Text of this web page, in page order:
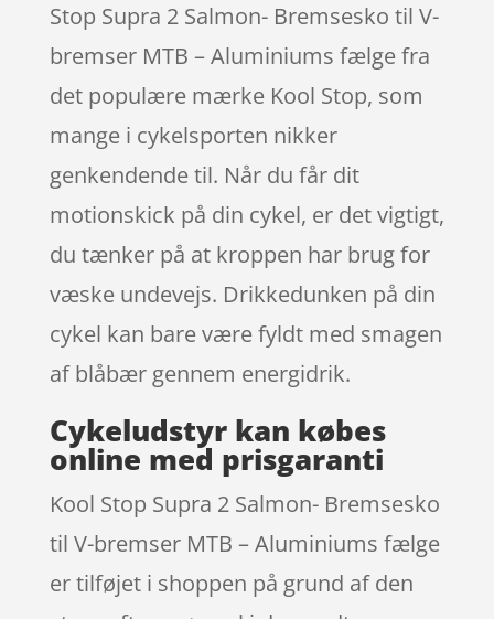
Stop Supra 2 Salmon- Bremsesko til V-
bremser MTB – Aluminiums fælge fra
det populære mærke Kool Stop, som
mange i cykelsporten nikker
genkendende til. Når du får dit
motionskick på din cykel, er det vigtigt,
du tænker på at kroppen har brug for
væske undevejs. Drikkedunken på din
cykel kan bare være fyldt med smagen
af blåbær gennem energidrik.
Cykeludstyr kan købes
online med prisgaranti
Kool Stop Supra 2 Salmon- Bremsesko
til V-bremser MTB – Aluminiums fælge
er tilføjet i shoppen på grund af den